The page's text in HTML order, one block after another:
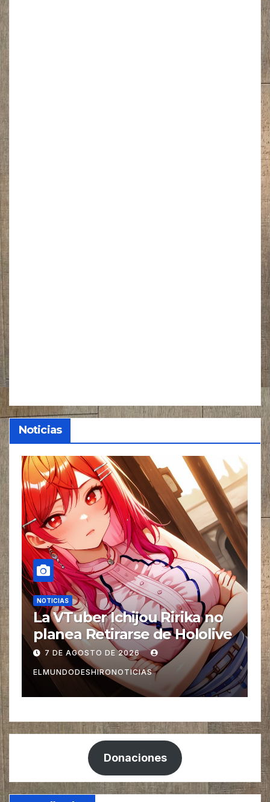
Noticias
NOTICIAS
La VTuber Ichijou Ririka no
planea Retirarse de Hololive
7 DE AGOSTO DE 2026
ELMUNDODESHIRONOTICIAS
Donaciones